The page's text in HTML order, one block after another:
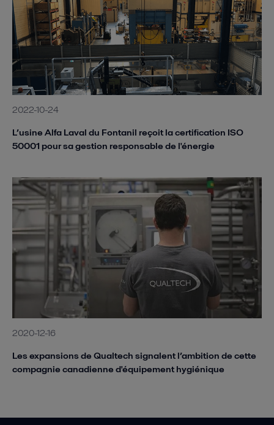
2022-10-24
L’usine Alfa Laval du Fontanil reçoit la certification ISO
50001 pour sa gestion responsable de l'énergie
2020-12-16
Les expansions de Qualtech signalent l’ambition de cette
compagnie canadienne d'équipement hygiénique